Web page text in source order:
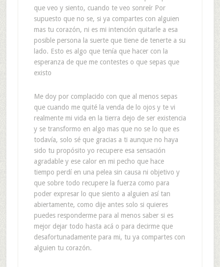
que veo y siento, cuando te veo sonreír Por
supuesto que no se, si ya compartes con alguien
mas tu corazón, ni es mi intención quitarle a esa
posible persona la suerte que tiene de tenerte a su
lado. Esto es algo que tenía que hacer con la
esperanza de que me contestes o que sepas que
existo
Me doy por complacido con que al menos sepas
que cuando me quité la venda de lo ojos y te vi
realmente mi vida en la tierra dejo de ser existencia
y se transformo en algo mas que no se lo que es
todavía, solo sé que gracias a ti aunque no haya
sido tu propósito yo recupere esa sensación
agradable y ese calor en mi pecho que hace
tiempo perdí en una pelea sin causa ni objetivo y
que sobre todo recupere la fuerza como para
poder expresar lo que siento a alguien así tan
abiertamente, como dije antes solo si quieres
puedes responderme para al menos saber si es
mejor dejar todo hasta acá o para decirme que
desafortunadamente para mi, tu ya compartes con
alguien tu corazón.